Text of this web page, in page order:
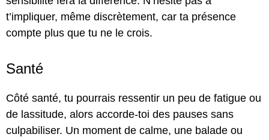
t’impliquer, même discrètement, car ta présence
compte plus que tu ne le crois.
Santé
Côté santé, tu pourrais ressentir un peu de fatigue ou
de lassitude, alors accorde-toi des pauses sans
culpabiliser. Un moment de calme, une balade ou